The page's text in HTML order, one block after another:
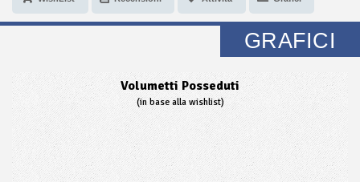
GRAFICI
Volumetti Posseduti
(in base alla wishlist)